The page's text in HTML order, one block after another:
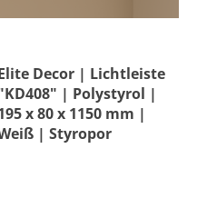
Decor | Lichtleiste
| Polystyrol |
x 80 x 1150 mm |
| Styropor